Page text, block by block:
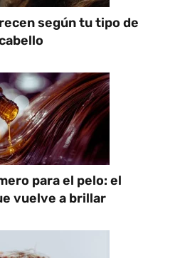
según tu tipo de
para el pelo: el
vuelve a brillar